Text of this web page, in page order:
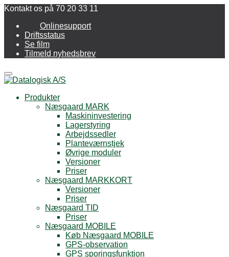
Kontakt os på 70 20 33 11
Onlinesupport
Driftsstatus
Se film
Tilmeld nyhedsbrev
Menu
Produkter
Næsgaard MARK
Maskininvestering
Lagerstyring
Arbejdssedler
Planteværnstjek
Øvrige moduler
Versioner
Priser
Næsgaard MARKKORT
Versioner
Priser
Næsgaard TID
Priser
Næsgaard MOBILE
Køb Næsgaard MOBILE
GPS-observation
GPS sporingsfunktion